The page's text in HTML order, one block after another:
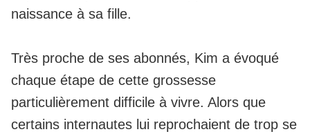
naissance à sa fille.
Très proche de ses abonnés, Kim a évoqué
chaque étape de cette grossesse
particulièrement difficile à vivre. Alors que
certains internautes lui reprochaient de trop se